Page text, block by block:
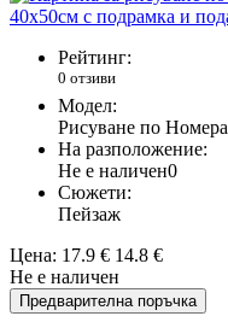
Рейтинг:
0 отзиви
Модел:
Рисуване по Номера
На разположение:
Не е наличен0
Сюжети:
Пейзаж
Цена: 17.9 € 14.8 €
Не е наличен
Предварителна поръчка